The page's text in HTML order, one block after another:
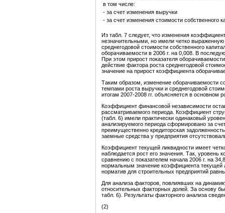
в том числе:
- за счет изменения выручки
- за счет изменения стоимости собственного
Из табл. 7 следует, что изменения
незначительными, но имели четко
среднегодовой стоимости собственного
оборачиваемости в 2006 г. на 0,008. В
При этом прирост показателя
действие фактора роста среднегодовой
значение на прирост коэффициента
Таким образом, изменение оборачиваемости
темпами роста выручки и среднегодовой
итогам 2007-2008 гг. объясняется в основном
Коэффициент финансовой независимости
рассматриваемого периода. Коэффициент
(табл. 6) имели практически одинаковый
анализируемого периода сформировано за
преимущественно кредиторская
заемные средства у предприятия
Коэффициент текущей ликвидности имеет
наблюдается рост его значения. Так, уровень
сравнению с показателем начала 2006 г. на
нормальным значение коэффициента текущей
норматив для строительных предприятий
Для анализа факторов, повлиявших на
относительных факторных долей. За основу
табл. 6). Результаты факторного анализа
(2)